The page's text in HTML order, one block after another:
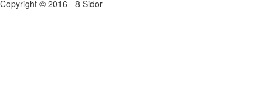
Copyright © 2016 - 8 Sidor